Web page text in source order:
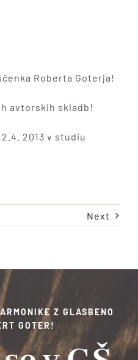
Roberta Goterja!
avtorskih skladb!
2013 v studiu
Next
Z GLASBENO
GOTER!